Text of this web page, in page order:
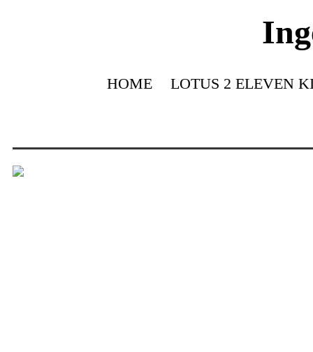
HOME LOTUS 2 ELEVEN